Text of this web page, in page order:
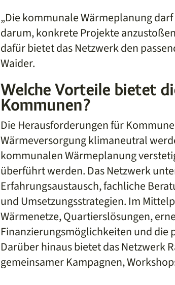
„Die kommunale Wärmeplanung
darum, konkrete Projekte
dafür bietet das Netzwerk den
Waider.
Welche Vorteile bietet
Kommunen?
Die Herausforderungen für
Wärmeversorgung klimaneutral
kommunalen Wärmeplanung
überführt werden. Das Netzwerk
Erfahrungsaustausch, fachliche
und Umsetzungsstrategien. Im
Wärmenetze, Quartierslösungen,
Finanzierungsmöglichkeiten und die
Darüber hinaus bietet das Netzwerk
gemeinsamer Kampagnen,